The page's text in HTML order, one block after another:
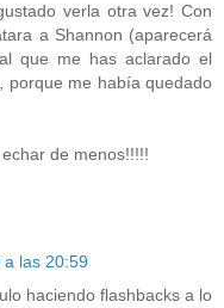
verla otra vez! Con
a Shannon (aparecerá
que me has aclarado el
porque me había quedado
de menos!!!!!
a las 20:59
haciendo flashbacks a lo